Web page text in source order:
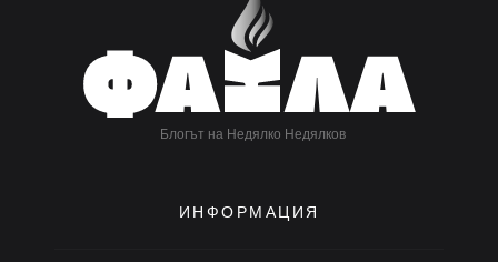
Блогът на Недялко Недялков
ИНФОРМАЦИЯ